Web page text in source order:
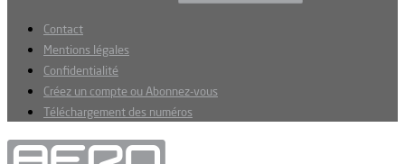
Contact
Mentions légales
Confidentialité
Créez un compte ou Abonnez-vous
Téléchargement des numéros